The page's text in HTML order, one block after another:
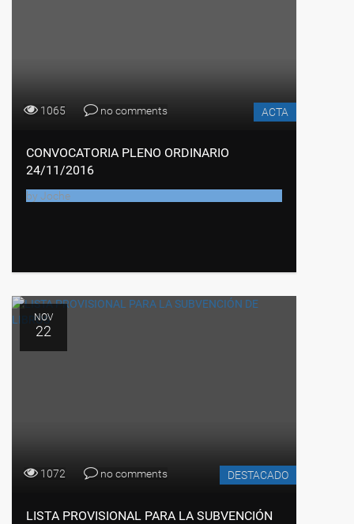
1065 no comments ACTA
CONVOCATORIA PLENO ORDINARIO
24/11/2016
by Joche
NOV
22
1072 no comments DESTACADO
LISTA PROVISIONAL PARA LA SUBVENCIÓN